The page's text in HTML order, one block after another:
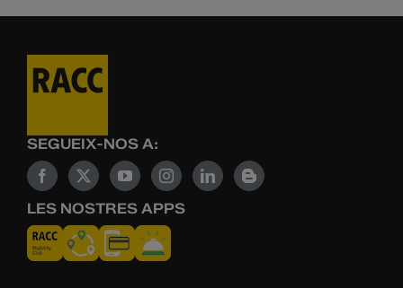
SEGUEIX-NOS A:
LES NOSTRES APPS